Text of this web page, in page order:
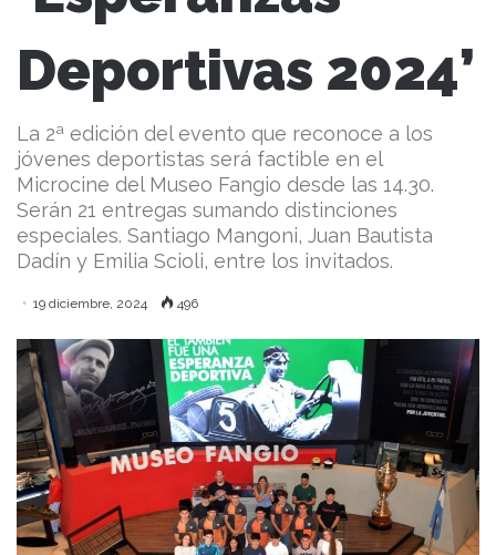
Deportivas 2024’
La 2ª edición del evento que reconoce a los
jóvenes deportistas será factible en el
Microcine del Museo Fangio desde las 14.30.
Serán 21 entregas sumando distinciones
especiales. Santiago Mangoni, Juan Bautista
Dadín y Emilia Scioli, entre los invitados.
19 diciembre, 2024 496